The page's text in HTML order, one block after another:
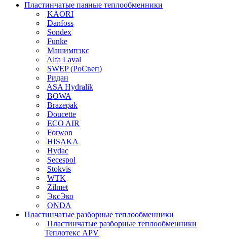
Пластинчатые паяные теплообменники
KAORI
Danfoss
Sondex
Funke
Машимпэкс
Alfa Laval
SWEP (РоСвеп)
Ридан
ASA Hydralik
BOWA
Brazepak
Doucette
ECO AIR
Forwon
HISAKA
Hydac
Secespol
Stokvis
WTK
Zilmet
ЭксЭко
ONDA
Пластинчатые разборные теплообменники
Пластинчатые разборные теплообменники
Теплотекс APV